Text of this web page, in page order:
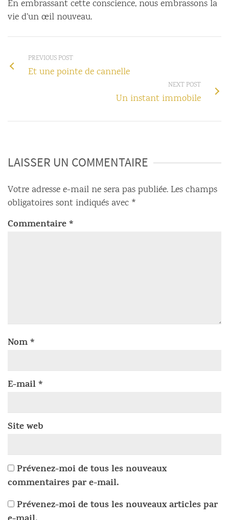
En embrassant cette conscience, nous embrassons la
vie d’un œil nouveau.
PREVIOUS POST
Et une pointe de cannelle
NEXT POST
Un instant immobile
LAISSER UN COMMENTAIRE
Votre adresse e-mail ne sera pas publiée.Les champs
obligatoires sont indiqués avec *
Commentaire*
Nom*
E-mail*
Site web
Prévenez-moi de tous les nouveaux
commentaires par e-mail.
Prévenez-moi de tous les nouveaux articles par